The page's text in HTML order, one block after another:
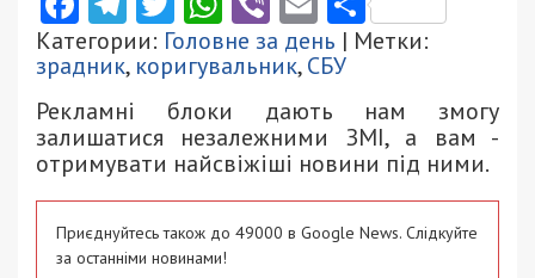
Категории: Головне за день | Метки:
зрадник, коригувальник,СБУ
Рекламні блоки дають нам змогу
залишатися незалежними ЗМІ, а вам -
отримувати найсвіжіші новини під ними.
Приєднуйтесь також до 49000 в Google News. Слідкуйте
за останніми новинами!